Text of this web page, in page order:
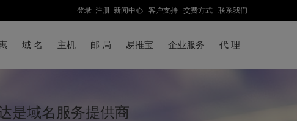
登录 注册 新闻中心 客户支持 交费方式 联系我们
域 名 主机 邮 局 易推宝 企业服务 代 理
是域名服务提供商